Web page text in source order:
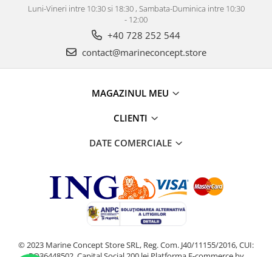
Luni-Vineri intre 10:30 si 18:30 , Sambata-Duminica intre 10:30
- 12:00
+40 728 252 544
contact@marineconcept.store
MAGAZINUL MEU
CLIENTI
DATE COMERCIALE
© 2023 Marine Concept Store SRL, Reg. Com. J40/11155/2016, CUI: